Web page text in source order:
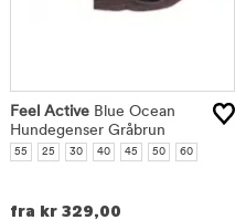
Feel Active Blue Ocean
Hundegenser Gråbrun
55 25 30 40 45 50 60
fra kr 329,00